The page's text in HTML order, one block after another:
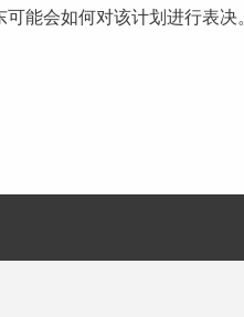
能会如何对该计划进行表决。